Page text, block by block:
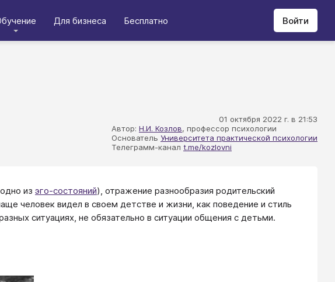
Для бизнеса Бесплатно Войти
01 октября 2022 г. в 21:53
Автор: Н.И. Козлов, профессор психологии
Основатель Университета практической психологии
Телеграмм-канал t.me/kozlovni
из эго-состояний), отражение разнообразия родительский
человек видел в своем детстве и жизни, как поведение и стиль
ситуациях, не обязательно в ситуации общения с детьми.